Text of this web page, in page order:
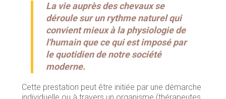
La vie auprès des chevaux se
déroule sur un rythme naturel qui
convient mieux à la physiologie de
l'humain que ce qui est imposé par
le quotidien de notre société
moderne.
Cette prestation peut être initiée par une démarche
individuelle ou à travers un organisme (thérapeutes,